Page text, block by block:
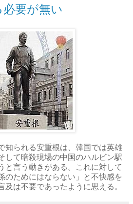
要が無い
知られる安重根は、韓国では英雄
して暗殺現場の中国のハルビン駅
と言う動きがある。これに対して
のためにはならない」と不快感を
及は不要であったように思える。